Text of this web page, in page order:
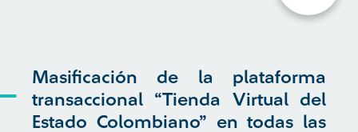
Masificación de la plataforma
transaccional “Tienda Virtual del
Estado Colombiano” en todas las